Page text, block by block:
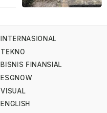
INTERNASIONAL
TEKNO
BISNIS FINANSIAL
ESGNOW
VISUAL
ENGLISH